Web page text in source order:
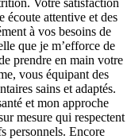
écoute attentive et des
à vos besoins de
que je m’efforce de
prendre en main votre
vous équipant des
sains et adaptés.
et mon approche
mesure qui respectent
personnels. Encore